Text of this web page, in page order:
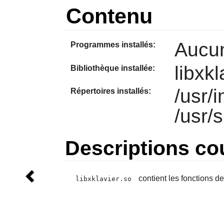
Contenu
Programmes installés:
Bibliothèque installée:
Répertoires installés:
/usr/
/usr/
Descriptions
libxklavier.so contient les fonctions